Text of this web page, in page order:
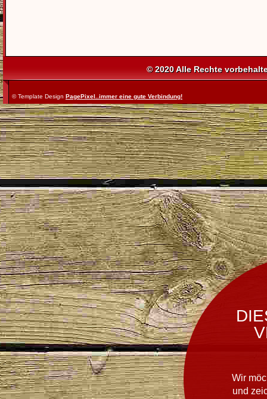
© 2020 Alle Rechte
© Template Design PagePixel..immer eine gute Verbindung!
Wir
und